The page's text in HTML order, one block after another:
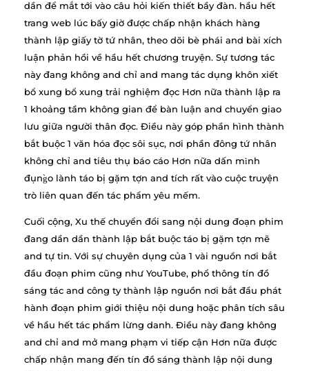
dần để mắt tới vào câu hỏi kiến thiết bầy đàn. hầu hết
trang web lúc bấy giờ được chấp nhận khách hàng
thành lập giấy tờ tứ nhân, theo dõi bè phái and bài xích
luận phản hồi về hầu hết chương truyện. Sự tương tác
này đang không and chỉ and mang tác dụng khôn xiết
bổ xung bổ xung trải nghiệm đọc Hơn nữa thành lập ra
1 khoảng tầm không gian để bàn luận and chuyển giao
lưu giữa người thân đọc. Điều này góp phần hình thành
bắt buộc 1 văn hóa đọc sôi sục, nơi phần đông tứ nhân
không chỉ and tiêu thụ báo cáo Hơn nữa dấn mình
đụng̀o lành táo bị gặm tợn and tích rất vào cuộc truyện
trò liên quan đến tác phẩm yêu mếm.
Cuối cộng, Xu thế chuyển đổi sang nội dung đoạn phim
đang dần dần thành lập bắt buộc táo bị gặm tợn mẽ
and tự tin. Với sự chuyên dụng của 1 vài nguồn nơi bắt
đầu đoạn phim cũng như YouTube, phổ thông tín đồ
sáng tác and công ty thành lập nguồn nơi bắt đầu phát
hành đoạn phim giới thiệu nội dung hoặc phân tích sâu
về hầu hết tác phẩm lừng danh. Điều này đang không
and chỉ and mở mang phạm vi tiếp cận Hơn nữa được
chấp nhận mang đến tín đồ sáng thành lập nội dung